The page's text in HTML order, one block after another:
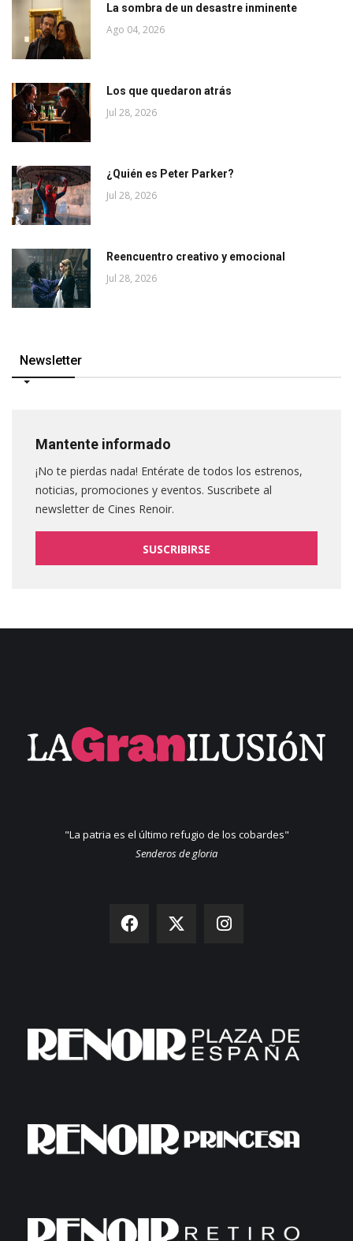
La sombra de un desastre inminente
Ago 04, 2026
Los que quedaron atrás
Jul 28, 2026
¿Quién es Peter Parker?
Jul 28, 2026
Reencuentro creativo y emocional
Jul 28, 2026
Newsletter
Mantente informado
¡No te pierdas nada! Entérate de todos los estrenos,
noticias, promociones y eventos. Suscribete al
newsletter de Cines Renoir.
SUSCRIBIRSE
"La patria es el último refugio de los cobardes"
Senderos de gloria